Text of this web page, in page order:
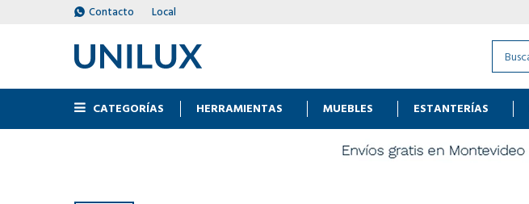
CATEGORÍAS HERRAMIENTAS MUEBLES ESTANTERÍAS
Contacto Local